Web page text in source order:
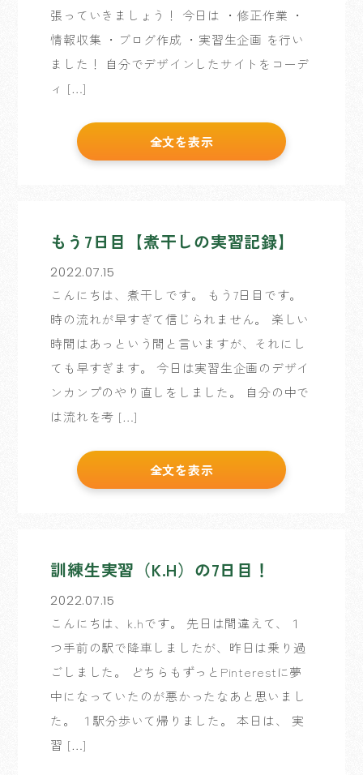
張っていきましょう！ 今日は ・修正作業 ・
情報収集 ・ブログ作成 ・実習生企画 を行い
ました！ 自分でデザインしたサイトをコーデ
ィ […]
全文を表示
もう7日目【煮干しの実習記録】
2022.07.15
こんにちは、煮干しです。 もう7日目です。
時の流れが早すぎて信じられません。 楽しい
時間はあっという間と言いますが、それにし
ても早すぎます。 今日は実習生企画のデザイ
ンカンプのやり直しをしました。 自分の中で
は流れを考 […]
全文を表示
訓練生実習（K.H）の7日目！
2022.07.15
こんにちは、k.hです。 先日は間違えて、１
つ手前の駅で降車しましたが、昨日は乗り過
ごしました。 どちらもずっとPinterestに夢
中になっていたのが悪かったなあと思いまし
た。 １駅分歩いて帰りました。 本日は、 実
習 […]